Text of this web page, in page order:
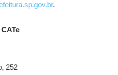
.
252